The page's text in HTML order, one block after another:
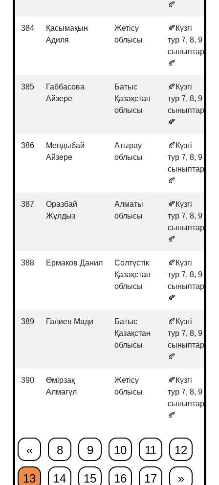
🍂
384
Қасымақын
Адиля
Жетісу
облысы
🍂Күзгі
тур 7, 8, 9
сыныптар
🍂
385
Габбасова
Айзере
Батыс
Қазақстан
облысы
🍂Күзгі
тур 7, 8, 9
сыныптар
🍂
386
Мендыбай
Айзере
Атырау
облысы
🍂Күзгі
тур 7, 8, 9
сыныптар
🍂
387
Оразбай
Жұлдыз
Алматы
облысы
🍂Күзгі
тур 7, 8, 9
сыныптар
🍂
388 Ермаков Данил
Солтүстік
Қазақстан
облысы
🍂Күзгі
тур 7, 8, 9
сыныптар
🍂
389 Галиев Мади
Батыс
Қазақстан
облысы
🍂Күзгі
тур 7, 8, 9
сыныптар
🍂
390
Өмірзақ
Алмагүл
Жетісу
облысы
🍂Күзгі
тур 7, 8, 9
сыныптар
🍂
« 8 9 10 11 12
13 14 15 16 17 »